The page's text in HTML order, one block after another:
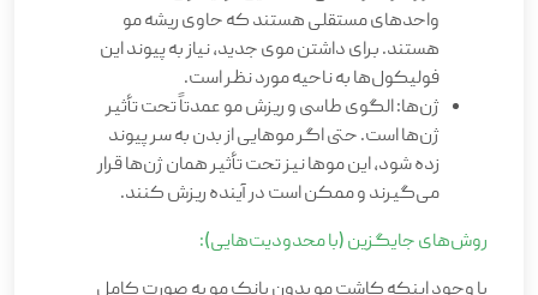
واحدهای مستقلی هستند که حاوی ریشه مو
هستند. برای داشتن موی جدید، نیاز به پیوند این
فولیکول‌ها به ناحیه مورد نظر است.
ژن‌ها: الگوی طاسی و ریزش مو عمدتاً تحت تأثیر
ژن‌ها است. حتی اگر موهایی از بدن به سر پیوند
زده شود، این موها نیز تحت تأثیر همان ژن‌ها قرار
می‌گیرند و ممکن است در آینده ریزش کنند.
روش‌های جایگزین (با محدودیت‌هایی):